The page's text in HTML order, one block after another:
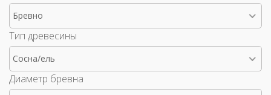
Бревно
Тип древесины
Сосна/ель
Диаметр бревна